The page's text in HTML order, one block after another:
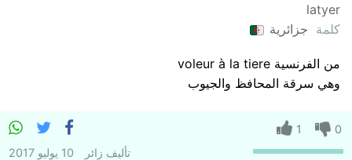
latyer
كلمة جزائرية
من الفرنسية voleur à la tiere
وهي سرقة المحافظ والجيوب
0
1
تأليف زائر 10 يوليو 2017